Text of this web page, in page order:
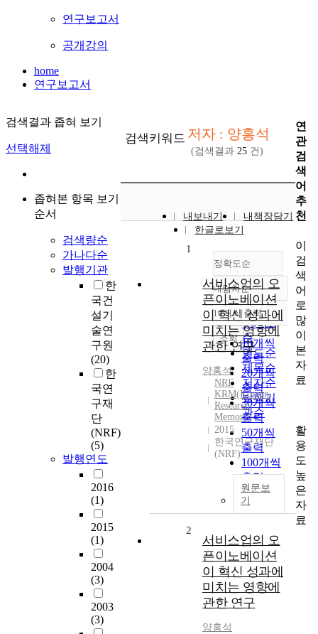
연구보고서
공개강의
home
연구보고서
검색결과 좁혀 보기
선택해제
좁혀본 항목 보기
순서
검색량순
가나다순
발행기관
한
국건
설기
술연
구원
(20)
한
국연
구재
단
(NRF)
(5)
발행연도
2016
(1)
2015
(1)
2004
(3)
2003
(3)
검색키워드 저자 : 양홍석
(검색결과 25 건)
내보내기
내책장담기
한글로보기
정확도순
정확도
순
인기도
순
연도순
제목순
저자순
발행기
관순
내림차순
내림차순
10개씩 출력
10개씩
출력
20개씩
출력
30개씩
출력
50개씩
출력
100개씩
출력
조회
1
서비스업의 오
픈이노베이션
이 혁신 성과에
미치는 영향에
관한 연구
양홍석
NRF
KRM(Korean
Research
Memory)
2015
한국연구재단
(NRF)
원문보
기
2
서비스업의 오
픈이노베이션
이 혁신 성과에
미치는 영향에
관한 연구
양홍석
연
관
검
색
어
추
천
이
검
색
어
로
많
이
본
자
료
활
용
도
높
은
자
료